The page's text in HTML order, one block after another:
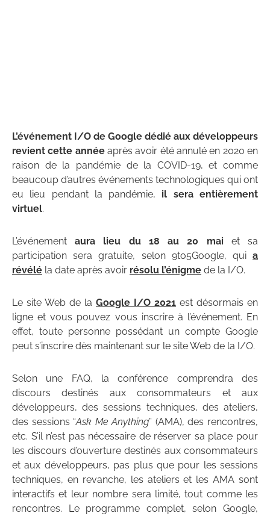
L’événement I/O de Google dédié aux développeurs
revient cette annéeaprès avoir été annulé en 2020 en
raison de la pandémie de la COVID-19, et comme
beaucoup d’autres événements technologiques qui ont
eu lieu pendant la pandémie, il sera entièrement
virtuel.
L’événementaura lieu du 18 au 20 mai et sa
participation sera gratuite, selon 9to5Google, qui a
révélé la date après avoir résolu l’énigme de la I/O.
Le site Web de la Google I/O 2021 est désormais en
ligne et vous pouvez vous inscrire à l’événement. En
effet, toute personne possédant un compte Google
peut s’inscrire dès maintenant sur le site Web de la I/O.
Selon une FAQ, la conférence comprendra des
discours destinés aux consommateurs et aux
développeurs, des sessions techniques, des ateliers,
des sessions “Ask Me Anything” (AMA), des rencontres,
etc. S’il n’est pas nécessaire de réserver sa place pour
les discours d’ouverture destinés aux consommateurs
et aux développeurs, pas plus que pour les sessions
techniques, en revanche, les ateliers et les AMA sont
interactifs et leur nombre sera limité, tout comme les
rencontres. Le programme complet, selon Google,